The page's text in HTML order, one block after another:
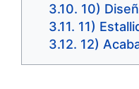
10)
11)
12)